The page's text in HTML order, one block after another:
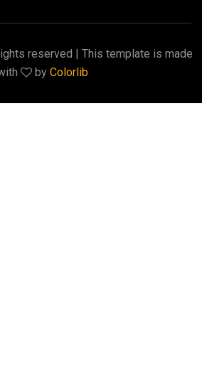
reserved | This template is made
by Colorlib